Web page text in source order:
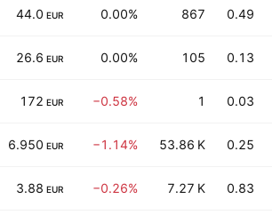
44.0 EUR 0.00% 867 0.49
26.6 EUR 0.00% 105 0.13
172 EUR −0.58% 1 0.03
6.950 EUR −1.14% 53.86 K 0.25
3.88 EUR −0.26% 7.27 K 0.83